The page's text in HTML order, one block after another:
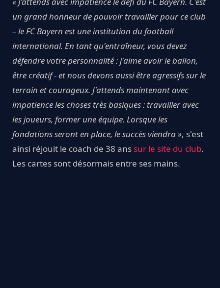
un grand honneur de pouvoir travailler pour ce club
– le FC Bayern est une institution du football
international. En tant qu'entraîneur, vous devez
défendre votre personnalité : j'aime avoir le ballon,
être créatif - et nous devons aussi être agressifs sur le
terrain et courageux. J'attends maintenant avec
impatience les choses très basiques : travailler avec
les joueurs, former une équipe. Lorsque les
fondations seront en place, le succès viendra », s'est
ainsi réjouit le coach de 38 ans sur le site du club.
Les cartes sont désormais entre ses mains.